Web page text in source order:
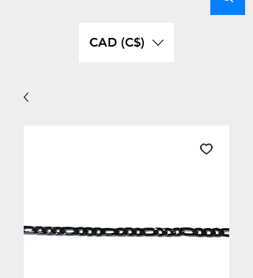
CAD (C$)